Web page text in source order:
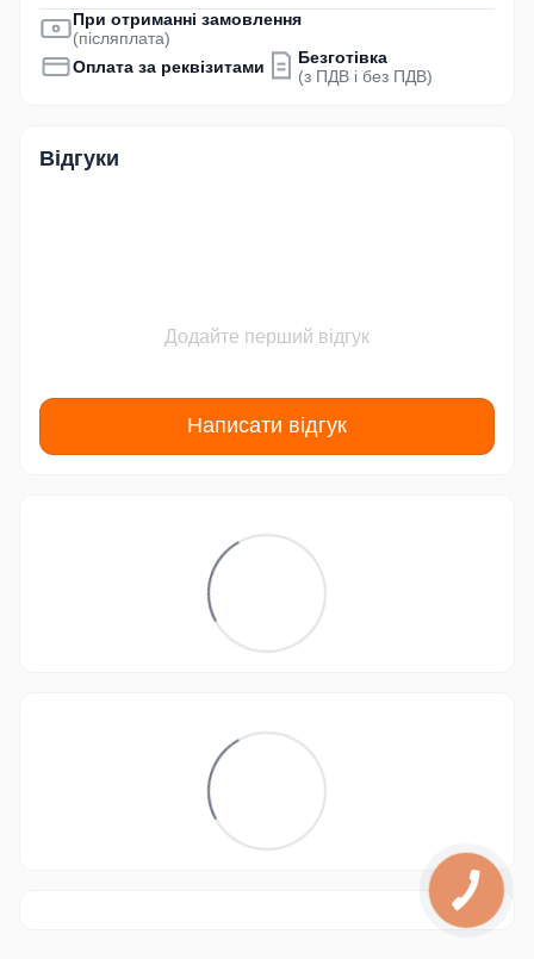
При отриманні замовлення
(післяплата)
Оплата за реквізитами
Безготівка
(з ПДВ і без ПДВ)
Відгуки
Додайте перший відгук
Написати відгук